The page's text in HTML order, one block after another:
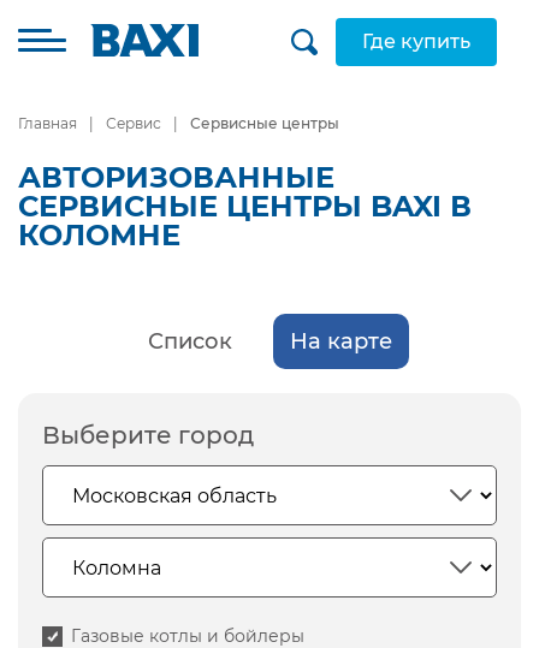
Где купить
Главная Сервис Сервисные центры
АВТОРИЗОВАННЫЕ
СЕРВИСНЫЕ ЦЕНТРЫ BAXI В
КОЛОМНЕ
Список На карте
Выберите город
Газовые котлы и бойлеры